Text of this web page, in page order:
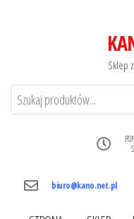
Sklep
biuro@kano.net.pl